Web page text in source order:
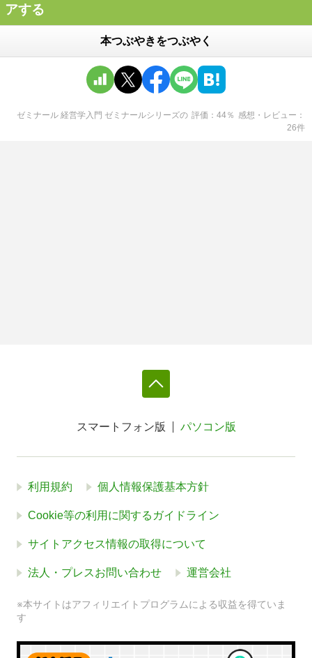
アする
本つぶやきをつぶやく
ゼミナール 経営学入門 ゼミナールシリーズの 評価 44％ 感想・レビュー
26件
スマートフォン版 パソコン版
利用規約 個人情報保護基本方針
Cookie等の利用に関するガイドライン
サイトアクセス情報の取得について
法人・プレスお問い合わせ 運営会社
※本サイトはアフィリエイトプログラムによる収益を得ていま
す